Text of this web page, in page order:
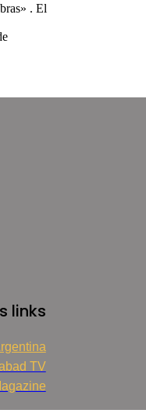
. El
links
TV